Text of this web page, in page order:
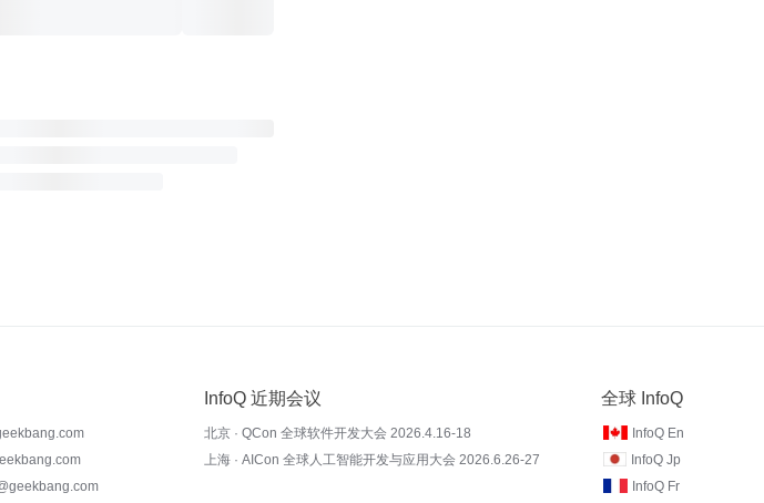
InfoQ 近期会议
北京 · QCon 全球软件开发大会 2026.4.16-18
上海 · AICon 全球人工智能开发与应用大会 2026.6.26-27
全球 InfoQ
InfoQ En
InfoQ Jp
InfoQ Fr